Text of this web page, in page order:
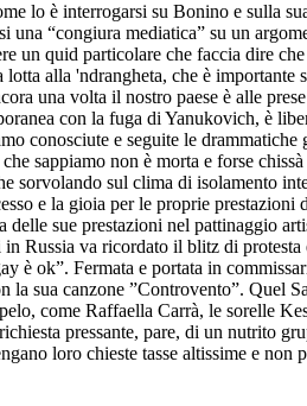
lo è interrogarsi su Bonino e sulla
“congiura mediatica” su un
un quid particolare che faccia dire
alla 'ndrangheta, che è importante
una volta il nostro paese è alle
con la fuga di Yanukovich, è
conosciute e seguite le
sappiamo non è morta e forse
sorvolando sul clima di isolamento
e la gioia per le proprie
sue prestazioni nel pattinaggio
Russia va ricordato il blitz di
è ok”. Fermata e portata in
sua canzone ”Controvento”. Quel
come Raffaella Carrà, le sorelle
pressante, pare, di un nutrito
loro chieste tasse altissime e non